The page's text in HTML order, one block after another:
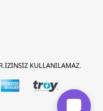
KULLANILAMAZ.